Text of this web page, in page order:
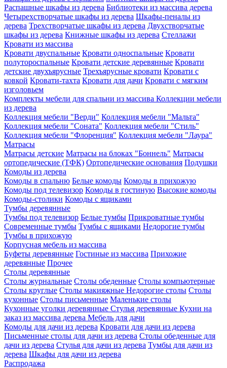
Распашные шкафы из дерева Библиотеки из массива дерева
Четырехстворчатые шкафы из дерева Шкафы-пеналы из
дерева Трехстворчатые шкафы из дерева Двухстворчатые
шкафы из дерева Книжные шкафы из дерева Стеллажи
Кровати из массива
Кровати двуспальные Кровати односпальные Кровати
полутороспальные Кровати детские деревянные Кровати
детские двухъярусные Трехъярусные кровати Кровати с
ковкой Кровати-тахта Кровати для дачи Кровати с мягким
изголовьем
Комплекты мебели для спальни из массива Коллекции мебели
из дерева
Коллекция мебели "Верди" Коллекция мебели "Мальта"
Коллекция мебели "Соната" Коллекция мебели "Стиль"
Коллекция мебели "Флоренция" Коллекция мебели "Лаура"
Матрасы
Матрасы детские Матрасы на блоках "Боннель" Матрасы
ортопедические (ТФК) Ортопедические основания Подушки
Комоды из дерева
Комоды в спальню Белые комоды Комоды в прихожую
Комоды под телевизор Комоды в гостиную Высокие комоды
Комоды-столики Комоды с ящиками
Тумбы деревянные
Тумбы под телевизор Белые тумбы Прикроватные тумбы
Современные тумбы Тумбы с ящиками Недорогие тумбы
Тумбы в прихожую
Корпусная мебель из массива
Буфеты деревянные Гостиные из массива Прихожие
деревянные Прочее
Столы деревянные
Столы журнальные Столы обеденные Столы компьютерные
Столы круглые Столы макияжные Недорогие столы Столы
кухонные Столы письменные Маленькие столы
Кухонные уголки деревянные Стулья деревянные Кухни на
заказ из массива дерева Мебель для дачи
Комоды для дачи из дерева Кровати для дачи из дерева
Письменные столы для дачи из дерева Столы обеденные для
дачи из дерева Стулья для дачи из дерева Тумбы для дачи из
дерева Шкафы для дачи из дерева
Распродажа